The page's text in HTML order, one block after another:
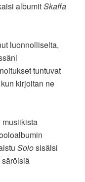
albumitSkaffa
luonnolliselta,
tuntuvat
kirjoitan ne
Solosisälsi